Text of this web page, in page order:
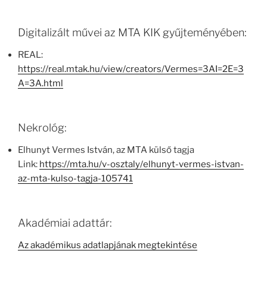
Digitalizált művei az MTA KIK gyűjteményében:
REAL:
https://real.mtak.hu/view/creators/Vermes=3AI=2E=3
A=3A.html
Nekrológ:
Elhunyt Vermes István, az MTA külső tagja
Link: https://mta.hu/v-osztaly/elhunyt-vermes-istvan-
az-mta-kulso-tagja-105741
Akadémiai adattár:
Az akadémikus adatlapjának megtekintése